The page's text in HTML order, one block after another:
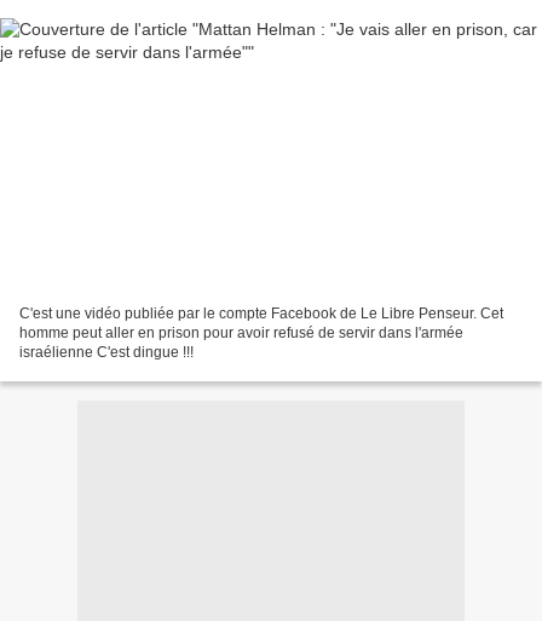
C'est une vidéo publiée par le compte Facebook de Le Libre Penseur. Cet
homme peut aller en prison pour avoir refusé de servir dans l'armée
israélienne C'est dingue !!!